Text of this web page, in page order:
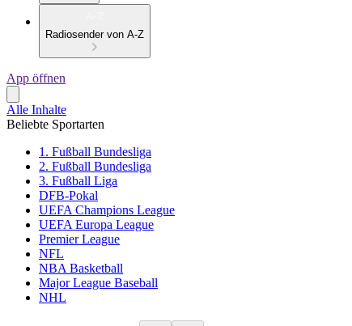
Radiosender von A-Z
App öffnen
Alle Inhalte
Beliebte Sportarten
1. Fußball Bundesliga
2. Fußball Bundesliga
3. Fußball Liga
DFB-Pokal
UEFA Champions League
UEFA Europa League
Premier League
NFL
NBA Basketball
Major League Baseball
NHL